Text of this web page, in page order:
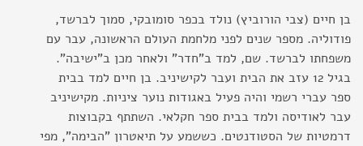
בן חיים (צבי הורוביץ) נולד בכפר סומובקי, סמוך לברשד,
פודוליה. מספר שנים לפני מלחמת העולם הראשונה, עבר עם
משפחתו לברשד. שם, למד ב"חדר" ולאחר מכן ב"ישיבה".
בגיל 12 עזב את הבית ועבר לקישיניב. בן חיים למד בבית
ספר עברי רשמי והיה פעיל באגודות נוער ציניות. מקישיניב
עבר לאודיסה ולמד בבית ספר חקלאי. השתתף בקבוצות
דרמטיות של הסטודנטים. כששמע על תיאטרון "הבימה", מפי